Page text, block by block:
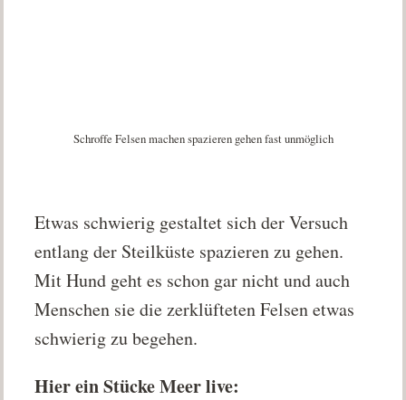
Schroffe Felsen machen spazieren gehen fast unmöglich
Etwas schwierig gestaltet sich der Versuch
entlang der Steilküste spazieren zu gehen.
Mit Hund geht es schon gar nicht und auch
Menschen sie die zerklüfteten Felsen etwas
schwierig zu begehen.
Hier ein Stücke Meer live: